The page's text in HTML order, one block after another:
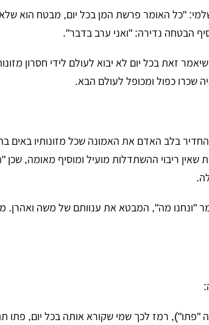
"כל האומר פרשת המן בכל יום, מבטח הוא
הבטחה נדירה: "ואני ערב בדבר".
זאת בכל יום לא יבוא לעולם לידי חסרון
שכרו כפול ומכופל לעולם הבא.
בלב האדם את האמונה שכל מזונותיו באים
ריבוי ההשתדלות מועיל ומוסיף מאומה,
"ונחנו מה", המבטא את ענוותם של משה ואהרן.
"פתו"), רמז לכך שמי שקורא אותה בכל יום, פתו